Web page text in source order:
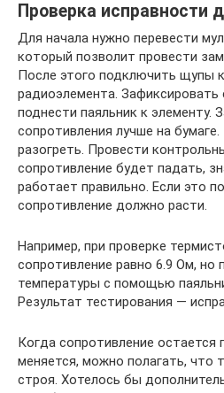
Проверка исправности
Для начала нужно перевести
который позволит провести
После этого подключить щупы
радиоэлемента. Зафиксировать
поднести паяльник к элементу.
сопротивления лучше на
разогреть. Провести
сопротивление будет падать,
работает правильно. Если это
сопротивление должно расти.
Например, при проверке
сопротивление равно 6.9 Ом, но
температуры с помощью
Результат тестирования —
Когда сопротивление остается
меняется, можно полагать, что
строя. Хотелось бы